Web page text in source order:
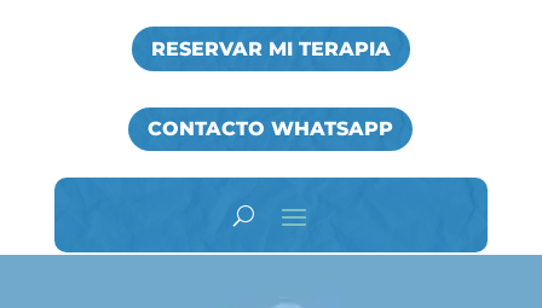
RESERVAR MI TERAPIA
CONTACTO WHATSAPP